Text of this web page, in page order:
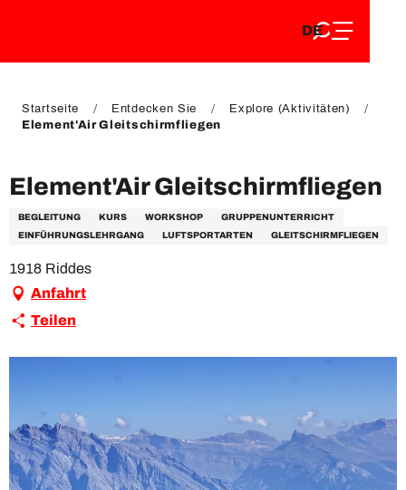
EN
DE
FR
Startseite Entdecken Sie
Explore (Aktivitäten)
Element'Air Gleitschirmfliegen
Element'Air Gleitschirmfliegen
BEGLEITUNG KURS WORKSHOP
GRUPPENUNTERRICHT
EINFÜHRUNGSLEHRGANG
LUFTSPORTARTEN GLEITSCHIRMFLIEGEN
1918 Riddes
Anfahrt
Teilen